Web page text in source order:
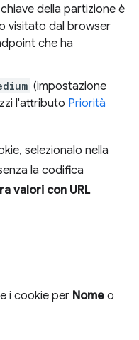
chiave della partizione è
visitato dal browser
che ha
(impostazione
l'attributo Priorità
selezionalo nella
la codifica
valori con URL
i cookie per Nome o